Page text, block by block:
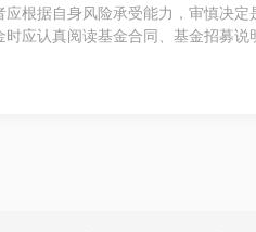
根据自身风险承受能力，审慎决
应认真阅读基金合同、基金招募